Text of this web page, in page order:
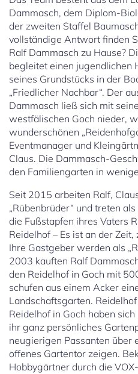
Dammasch, dem Diplom-
der zweiten Staffel
vollständige Antwort finden
Ralf Dammasch zu Hause?
begleitet einen jugendlichen
seines Grundstücks in der
„Friedlicher Nachbar“. Der
Dammasch ließ sich mit
westfälischen Goch nieder,
wunderschönen
Eventmanager und
Claus. Die Dammasch-
den Familiengarten in
Seit 2015 arbeiten Ralf,
„Rübenbrüder“ und treten
die Fußstapfen ihres Vaters
Reidelhof – Es ist an der
Ihre Gastgeber werden als
2003 kauften Ralf
den Reidelhof in Goch mit
schufen aus einem Acker
Landschaftsgarten.
Reidelhof in Goch haben
ihr ganz persönliches
neugierigen Passanten über
offenes Gartentor zeigen.
Hobbygärtner durch die